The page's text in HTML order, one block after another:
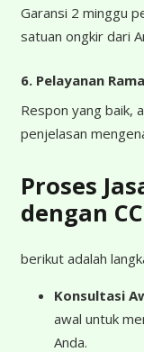
Garansi 2 minggu
satuan ongkir dari
6. Pelayanan
Respon yang baik,
penjelasan
Proses
dengan
berikut adalah
Konsultasi
awal untuk
Anda.